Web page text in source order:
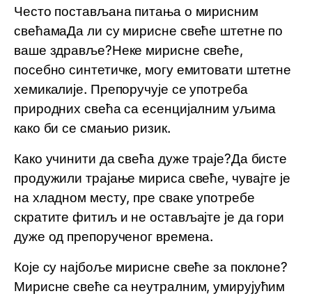
Често постављана питања о мирисним
свећамаДа ли су мирисне свеће штетне по
ваше здравље?Неке мирисне свеће,
посебно синтетичке, могу емитовати штетне
хемикалије. Препоручује се употреба
природних свећа са есенцијалним уљима
како би се смањио ризик.
Како учинити да свећа дуже траје?Да бисте
продужили трајање мириса свеће, чувајте је
на хладном месту, пре сваке употребе
скратите фитиљ и не остављајте је да гори
дуже од препорученог времена.
Које су најбоље мирисне свеће за поклоне?
Мирисне свеће са неутралним, умирујућим